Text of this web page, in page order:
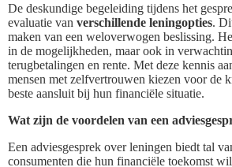
De deskundige begeleiding tijdens het
evaluatie van verschillende leningopties.
maken van een weloverwogen beslissing.
in de mogelijkheden, maar ook in
terugbetalingen en rente. Met deze kennis
mensen met zelfvertrouwen kiezen voor de
beste aansluit bij hun financiële situatie.
Wat zijn de voordelen van een
Een adviesgesprek over leningen biedt tal
consumenten die hun financiële toekomst